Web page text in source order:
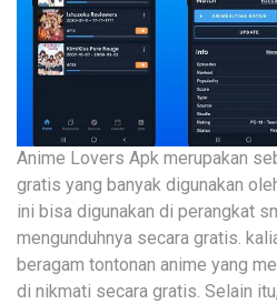
Anime Lovers Apk merupakan
gratis yang banyak digunakan
ini bisa digunakan di perangkat
mengunduhnya secara gratis.
beragam tontonan anime yang
di nikmati secara gratis. Selain